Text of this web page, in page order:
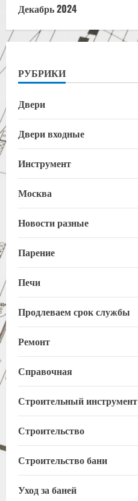
Декабрь 2024
РУБРИКИ
Двери
Двери входные
Инструмент
Москва
Новости разные
Парение
Печи
Продлеваем срок службы
Ремонт
Справочная
Строительный инструмент
Строительство
Строительство бани
Уход за баней